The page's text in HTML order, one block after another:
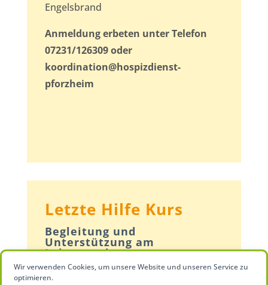
Wir verwenden Cookies, um unsere Website und unseren Service zu
optimieren.
Engelsbrand
Anmeldung erbeten unter Telefon
07231/126309 oder
koordination@hospizdienst-
pforzheim
Letzte Hilfe Kurs
Begleitung und
Unterstützung am
Lebensende
In diesem „Letzte Hilfe Kurs“ lernen